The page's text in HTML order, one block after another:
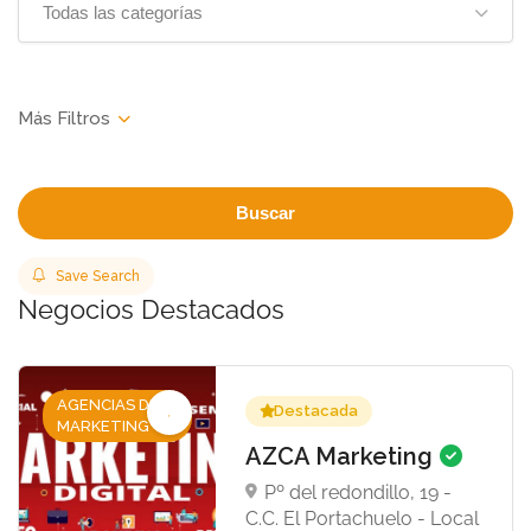
Todas las categorías
Buscar
Save Search
Negocios Destacados
AGENCIAS DE
MARKETING
Destacada
AZCA Marketing
Pº del redondillo, 19 -
C.C. El Portachuelo - Local